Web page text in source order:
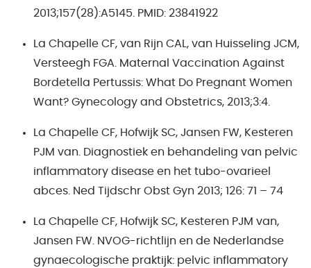
2013;157(28):A5145. PMID: 23841922
La Chapelle CF, van Rijn CAL, van Huisseling JCM,
Versteegh FGA. Maternal Vaccination Against
Bordetella Pertussis: What Do Pregnant Women
Want? Gynecology and Obstetrics, 2013;3:4.
La Chapelle CF, Hofwijk SC, Jansen FW, Kesteren
PJM van. Diagnostiek en behandeling van pelvic
inflammatory disease en het tubo-ovarieel
abces. Ned Tijdschr Obst Gyn 2013; 126: 71 – 74
La Chapelle CF, Hofwijk SC, Kesteren PJM van,
Jansen FW. NVOG-richtlijn en de Nederlandse
gynaecologische praktijk: pelvic inflammatory